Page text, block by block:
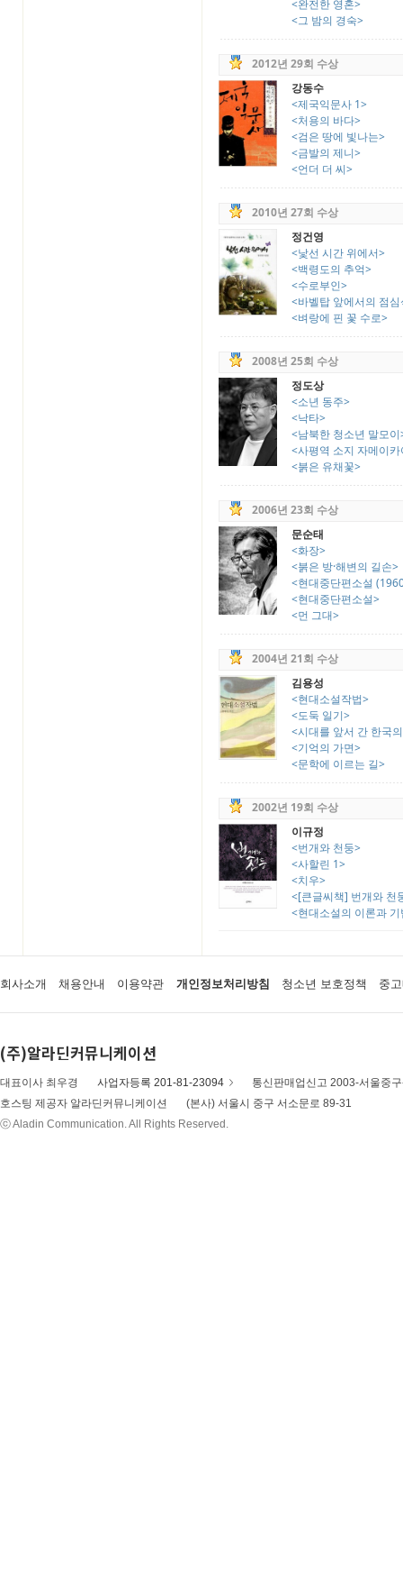
<완전한 영혼>
<그 밤의 경숙>
2012년 29회 수상
강동수
<제국익문사 1>
<처용의 바다>
<검은 땅에 빛나는>
<금발의 제니>
<언더 더 씨>
2010년 27회 수상
정건영
<낯선 시간 위에서>
<백령도의 추억>
<수로부인>
<바벨탑 앞에서의 점
<벼랑에 핀 꽃 수로>
2008년 25회 수상
정도상
<소년 동주>
<낙타>
<남북한 청소년 말모이
<사평역 소지 자메이
<붉은 유채꽃>
2006년 23회 수상
문순태
<화장>
<붉은 방·해변의 길손>
<현대중단편소설
<현대중단편소설>
<먼 그대>
2004년 21회 수상
김용성
<현대소설작법>
<도둑 일기>
<시대를 앞서 간 한국
<기억의 가면>
<문학에 이르는 길>
2002년 19회 수상
이규정
<번개와 천둥>
<사할린 1>
<치우>
<[큰글씨책] 번개와 천
<현대소설의 이론과 기
회사소개 채용안내 이용약관 개인정보처리방침 청소년 보호정책 중
(주)알라딘커뮤니케이션
대표이사 최우경 사업자등록 201-81-23094
통신판매업신고 2003-서울중
호스팅 제공자 알라딘커뮤니케이션
(본사) 서울시 중구 서소문로 89-31
ⓒ Aladin Communication. All Rights Reserved.